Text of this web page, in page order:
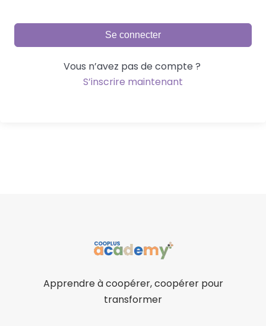
Se connecter
Vous n’avez pas de compte ?
S’inscrire maintenant
Apprendre à coopérer, coopérer pour
transformer